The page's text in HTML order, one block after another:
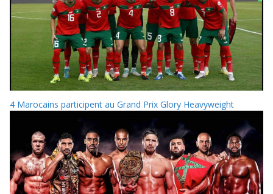
4 Marocains participent au Grand Prix Glory Heavyweight